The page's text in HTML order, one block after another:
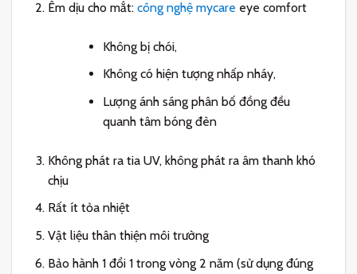
Êm dịu cho mắt: công nghệ mycare eye comfort
Không bị chói,
Không có hiện tượng nhấp nháy,
Lượng ánh sáng phân bố đồng đều
quanh tâm bóng đèn
Không phát ra tia UV, không phát ra âm thanh khó
chịu
Rất ít tỏa nhiệt
Vật liệu thân thiện môi trường
Bảo hành 1 đổi 1 trong vòng 2 năm (sử dụng đúng